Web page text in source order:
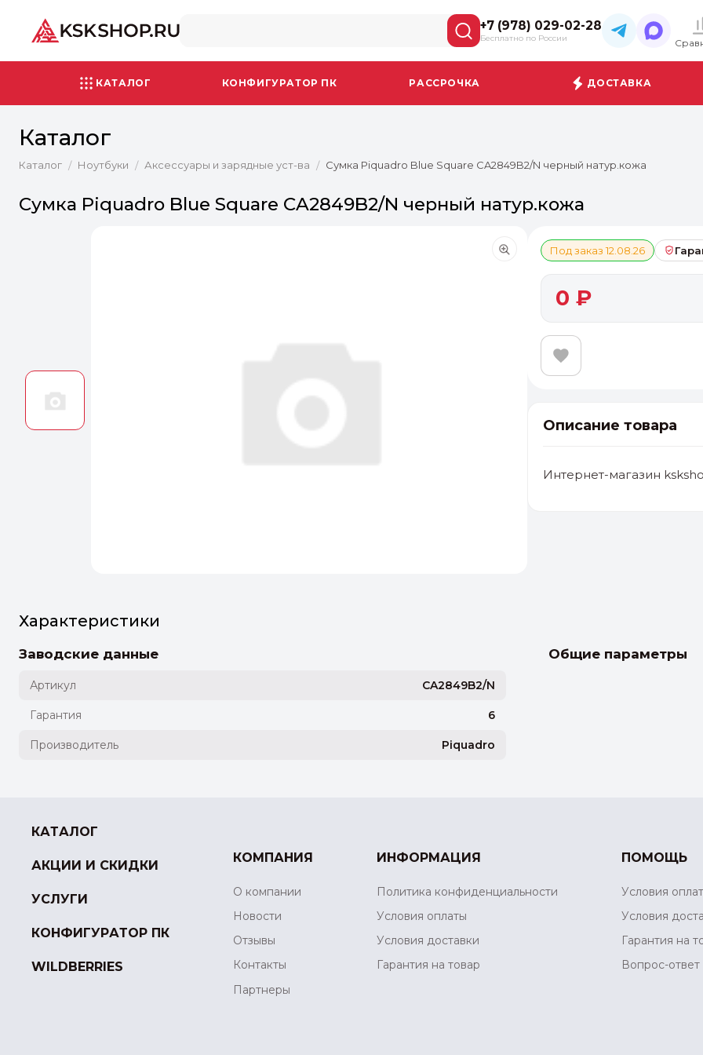
+7 (978) 029-02-28
Бесплатно по России
КАТАЛОГ КОНФИГУРАТОР ПК РАССРОЧКА ДОСТАВКА
Каталог
Каталог / Ноутбуки / Аксессуары и зарядные уст-ва / Сумка Piquadro Blue Square CA2849B2/N черный натур.кожа
Сумка Piquadro Blue Square CA2849B2/N черный натур.кожа
Под заказ 12.08.26
0 ₽
Описание товара
Интернет-магазин
Характеристики
Заводские данные
Артикул CA2849B2/N
Гарантия 6
Производитель Piquadro
Общие параметры
КАТАЛОГ
АКЦИИ И СКИДКИ
УСЛУГИ
КОНФИГУРАТОР ПК
WILDBERRIES
КОМПАНИЯ
О компании
Новости
Отзывы
Контакты
Партнеры
ИНФОРМАЦИЯ
Политика конфиденциальности
Условия оплаты
Условия доставки
Гарантия на товар
ПОМОЩЬ
Условия
Условия
Гарантия на
Вопрос-ответ